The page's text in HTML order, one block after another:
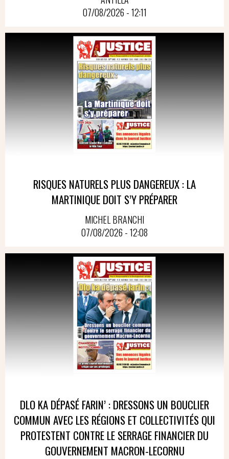
07/08/2026 - 12:11
RISQUES NATURELS PLUS DANGEREUX : LA
MARTINIQUE DOIT S’Y PRÉPARER
MICHEL BRANCHI
07/08/2026 - 12:08
DLO KA DÉPASÉ FARIN’ : DRESSONS UN BOUCLIER
COMMUN AVEC LES RÉGIONS ET COLLECTIVITÉS QUI
PROTESTENT CONTRE LE SERRAGE FINANCIER DU
GOUVERNEMENT MACRON-LECORNU